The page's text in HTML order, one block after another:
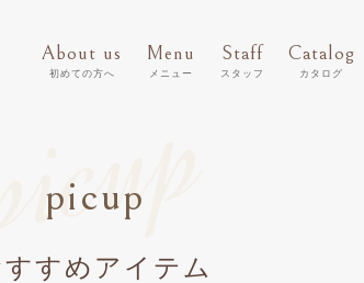
About us
初めての方へ
Menu
メニュー
Staff
スタッフ
Catalog
カタログ
picup
picup
すすめアイテム